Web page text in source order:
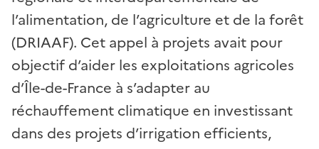
l’alimentation, de l’agriculture et de la forêt
(DRIAAF). Cet appel à projets avait pour
objectif d’aider les exploitations agricoles
d’Île-de-France à s’adapter au
réchauffement climatique en investissant
dans des projets d’irrigation efficients,